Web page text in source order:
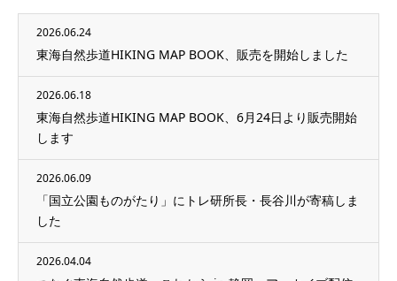
2026.06.24
東海自然歩道HIKING MAP BOOK、販売を開始しました
2026.06.18
東海自然歩道HIKING MAP BOOK、6月24日より販売開始
します
2026.06.09
「国立公園ものがたり」にトレ研所長・長谷川が寄稿しま
した
2026.04.04